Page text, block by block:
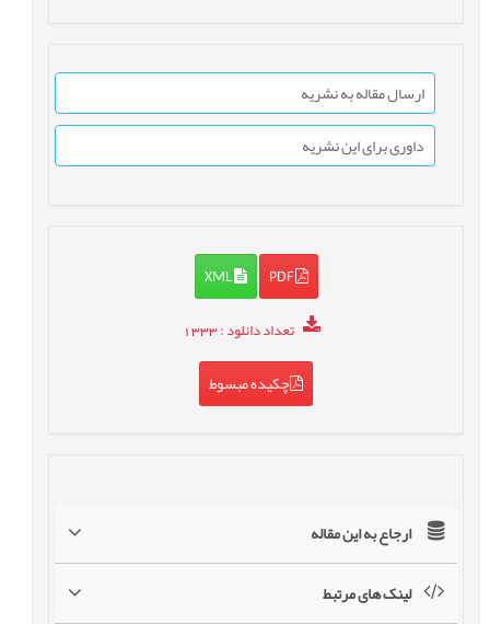
ارسال مقاله به نشریه
داوری برای این نشریه
PDF
XML
تعداد دانلود: 1333
چکیده مبسوط
ارجاع به این مقاله
لینک های مرتبط